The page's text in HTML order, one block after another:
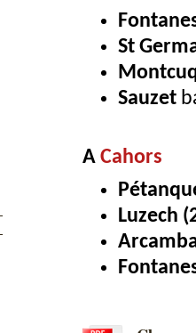
St
Sauzet
A Cahors
Luzech